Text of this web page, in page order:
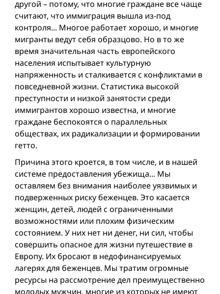
другой – потому, что многие граждане все чаще
считают, что иммиграция вышла из-под
контроля... Многое работает хорошо, и многие
мигранты ведут себя образцово. Но в то же
время значительная часть европейского
населения испытывает культурную
напряженность и сталкивается с конфликтами в
повседневной жизни. Статистика высокой
преступности и низкой занятости среди
иммигрантов хорошо известна, и многие
граждане беспокоятся о параллельных
обществах, иx радикализации и формировании
гетто.
Причина этого кроется, в том числе, и в нашей
системе предоставления убежища... Мы
оставляем без внимания наиболее уязвимых и
подверженных риску беженцев. Это касается
женщин, детей, людей с ограниченными
возможностями или плохим физическим
состоянием. У них нет ни денег, ни сил, чтобы
совершить опасное для жизни путешествие в
Европу. Их бросают в недофинансируемых
лагерях для беженцев. Мы тратим огромные
ресурсы на рассмотрение дел преимущественно
молодых мужчин, многие из которых не имеют